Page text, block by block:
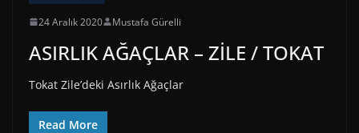
24 Aralık 2020 Mustafa Gürelli
ASIRLIK AĞAÇLAR – ZİLE / TOKAT
Tokat Zile’deki Asırlık Ağaçlar
Read More